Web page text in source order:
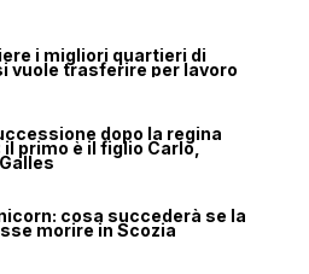
i migliori quartieri di
vuole trasferire per lavoro
dopo la regina
primo è il figlio Carlo,
cosa succederà se la
morire in Scozia